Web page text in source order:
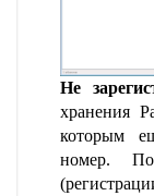
Не
хранения
которым
номер.